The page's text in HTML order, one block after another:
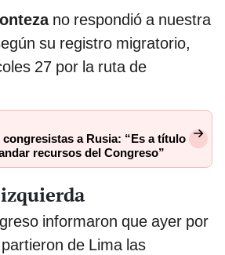
no respondió a nuestra
su registro migratorio,
27 por la ruta de
a Rusia: “Es a título
recursos del Congreso”
informaron que ayer por
de Lima las